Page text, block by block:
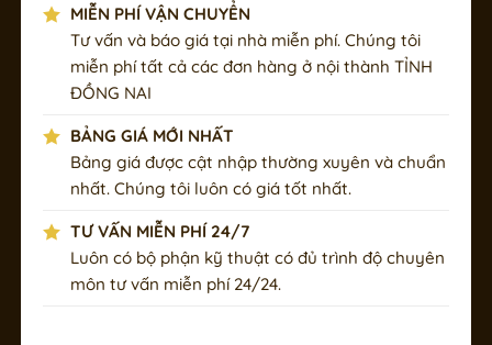
MIỄN PHÍ VẬN CHUYỂN
Tư vấn và báo giá tại nhà miễn phí. Chúng tôi
miễn phí tất cả các đơn hàng ở nội thành TỈNH
ĐỒNG NAI
BẢNG GIÁ MỚI NHẤT
Bảng giá được cật nhập thường xuyên và chuẩn
nhất. Chúng tôi luôn có giá tốt nhất.
TƯ VẤN MIỄN PHÍ 24/7
Luôn có bộ phận kỹ thuật có đủ trình độ chuyên
môn tư vấn miễn phí 24/24.